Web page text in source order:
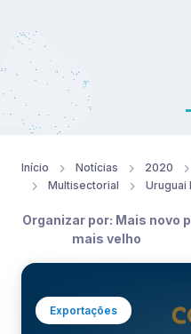
Início Notícias 2020
Multisectorial
Uruguai
Organizar por: Mais novo
mais velho
Exportações